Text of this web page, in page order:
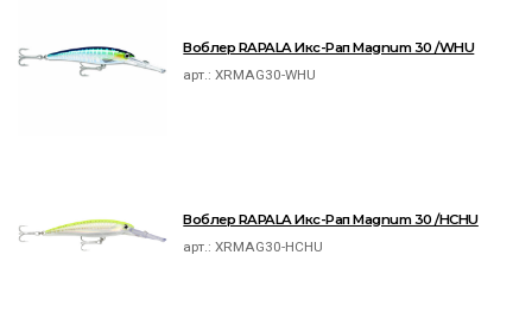
Воблер RAPALA Икс-Рап Magnum 30 /WHU
арт.:XRMAG30-WHU
Воблер RAPALA Икс-Рап Magnum 30 /HCHU
арт.:XRMAG30-HCHU